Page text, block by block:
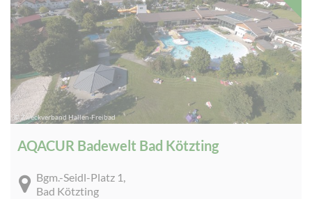
© Zweckverband Hallen-Freibad
AQACUR Badewelt Bad Kötzting
Bgm.-Seidl-Platz 1,
Bad Kötzting